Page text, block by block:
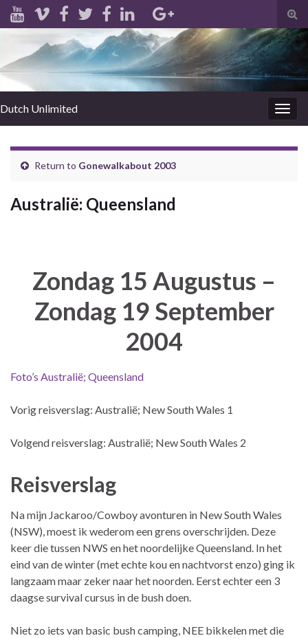
Dutch Unlimited
Return to Gonewalkabout 2003
Australië: Queensland
Zondag 15 Augustus –
Zondag 19 September
2004
Foto’s Australië; Queensland
Vorig reisverslag: Australië; New South Wales 1
Volgend reisverslag: Australië; New South Wales 2
Reisverslag
Na mijn Jackaroo/Cowboy avonturen in New South Wales
(NSW), moest ik wederom een grens overschrijden. Deze
keer die tussen NWS en het noordelijke Queensland. In het
eind van de winter (met echte kou en nachtvorst enzo) ging ik
langzaam maar zeker naar het noorden. Eerst echter een 3
daagse survival cursus in de bush doen.
Niet zo iets van basic bush camping, NEE bikkelen met die